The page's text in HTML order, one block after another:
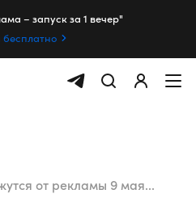
– запуск за 1 вечер"
от рекламы 9 мая...